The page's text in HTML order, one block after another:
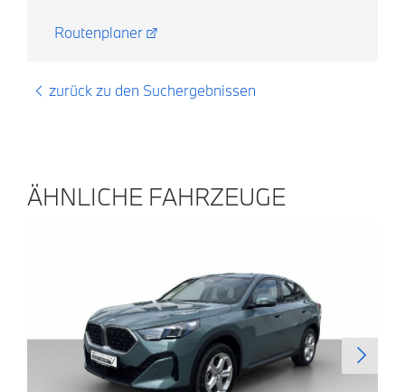
Routenplaner
zurück zu den Suchergebnissen
ÄHNLICHE FAHRZEUGE